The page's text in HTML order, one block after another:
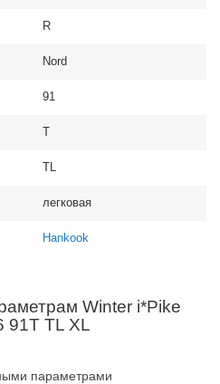
R
Nord
91
T
TL
легковая
Hankook
Winter i*Pike
91T TL XL
параметрами